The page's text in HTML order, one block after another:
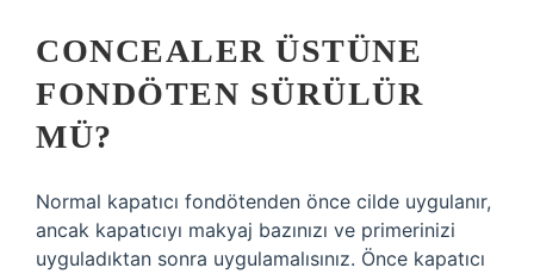
CONCEALER ÜSTÜNE
FONDÖTEN SÜRÜLÜR
MÜ?
Normal kapatıcı fondötenden önce cilde uygulanır,
ancak kapatıcıyı makyaj bazınızı ve primerinizi
uyguladıktan sonra uygulamalısınız. Önce kapatıcı